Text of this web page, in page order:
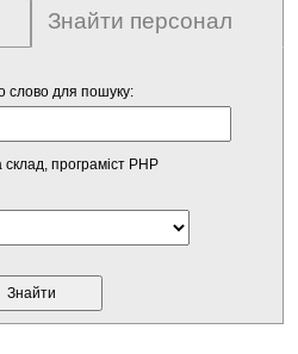
Знайти персонал
слово для пошуку:
програміст PHP